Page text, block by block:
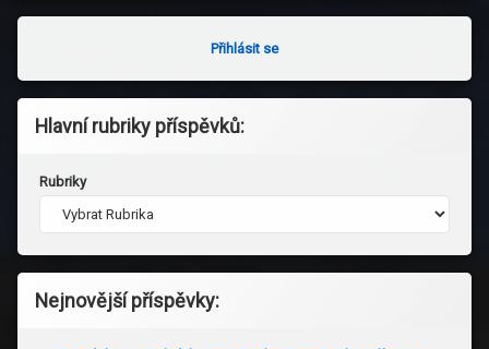
Přihlásit se
Hlavní rubriky příspěvků:
Rubriky
Nejnovější příspěvky: